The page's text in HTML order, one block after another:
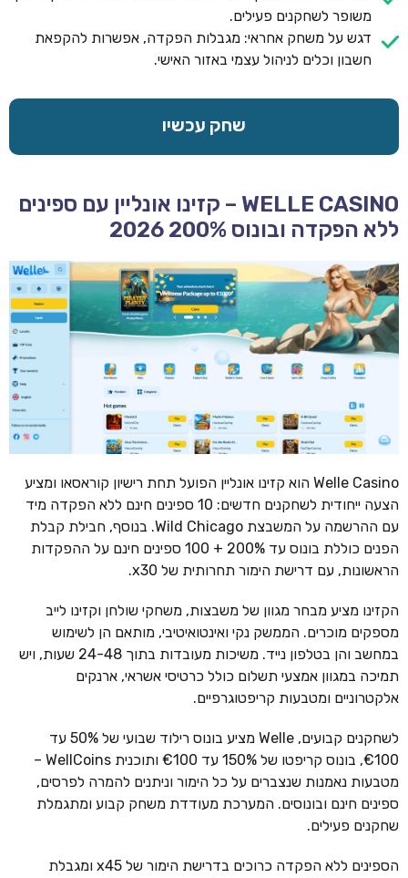
משופר לשחקנים פעילים.
דגש על משחק אחראי: מגבלות הפקדה, אפשרות להקפאת
חשבון וכלים לניהול עצמי באזור האישי.
שחק עכשיו
WELLE CASINO – קזינו אונליין עם ספינים
ללא הפקדה ובונוס 200% 2026
Welle Casino הוא קזינו אונליין הפועל תחת רישיון קוראסאו ומציע
הצעה ייחודית לשחקנים חדשים: 10 ספינים חינם ללא הפקדה מיד
עם ההרשמה על המשבצת Wild Chicago. בנוסף, חבילת קבלת
הפנים כוללת בונוס עד 200% + 100 ספינים חינם על ההפקדות
הראשונות, עם דרישת הימור תחרותית של x30.
הקזינו מציע מבחר מגוון של משבצות, משחקי שולחן וקזינו לייב
מספקים מוכרים. הממשק נקי ואינטואיטיבי, מותאם הן לשימוש
במחשב והן בטלפון נייד. משיכות מעובדות בתוך 24-48 שעות, ויש
תמיכה במגוון אמצעי תשלום כולל כרטיסי אשראי, ארנקים
אלקטרוניים ומטבעות קריפטוגרפיים.
לשחקנים קבועים, Welle מציע בונוס רילוד שבועי של 50% עד
€100, בונוס קריפטו של 150% עד €100 ותוכנית WellCoins –
מטבעות נאמנות שנצברים על כל הימור וניתנים להמרה לפרסים,
ספינים חינם ובונוסים. המערכת מעודדת משחק קבוע ומתגמלת
שחקנים פעילים.
הספינים ללא הפקדה כרוכים בדרישת הימור של x45 ומגבלת